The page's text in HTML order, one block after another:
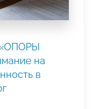
«ОПОРЫ
на
в